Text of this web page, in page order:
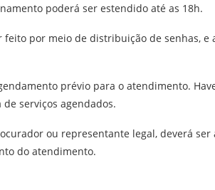
poderá ser estendido até as 18h.
por meio de distribuição de senhas,
prévio para o atendimento.
serviços agendados.
ou representante legal, deverá
do atendimento.